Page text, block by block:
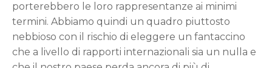
porterebbero le loro rappresentanze ai minimi
termini. Abbiamo quindi un quadro piuttosto
nebbioso con il rischio di eleggere un fantaccino
che a livello di rapporti internazionali sia un nulla e